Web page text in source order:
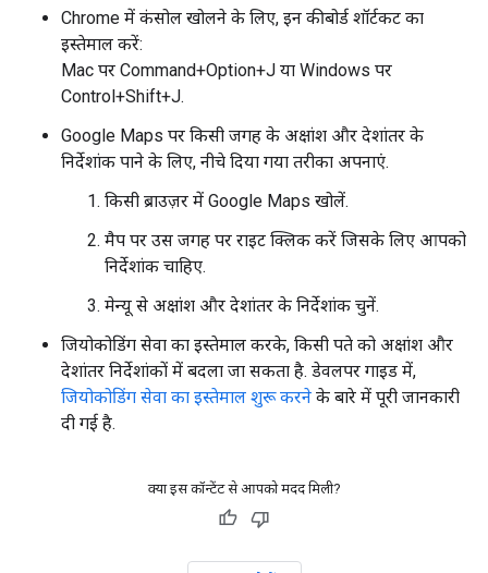
Chrome में कंसोल खोलने के लिए, इन कीबोर्ड शॉर्टकट का
इस्तेमाल करें:
Mac पर Command+Option+J या Windows पर
Control+Shift+J.
Google Maps पर किसी जगह के अक्षांश और देशांतर के
निर्देशांक पाने के लिए, नीचे दिया गया तरीका अपनाएं.
किसी ब्राउज़र में Google Maps खोलें.
मैप पर उस जगह पर राइट क्लिक करें जिसके लिए आपको
निर्देशांक चाहिए.
मेन्यू से अक्षांश और देशांतर के निर्देशांक चुनें.
जियोकोडिंग सेवा का इस्तेमाल करके, किसी पते को अक्षांश और
देशांतर निर्देशांकों में बदला जा सकता है. डेवलपर गाइड में,
जियोकोडिंग सेवा का इस्तेमाल शुरू करने के बारे में पूरी जानकारी
दी गई है.
क्या इस कॉन्टेंट से आपको मदद मिली?